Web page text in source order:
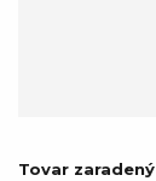
Tovar